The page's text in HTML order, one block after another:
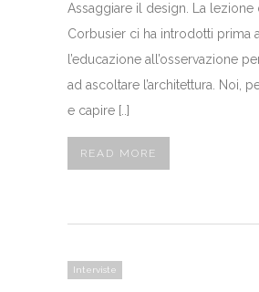
Assaggiare il design. La lezione
Corbusier ci ha introdotti prima
l’educazione all’osservazione
ad ascoltare l’architettura. Noi,
e capire [..]
READ MORE
Interviste